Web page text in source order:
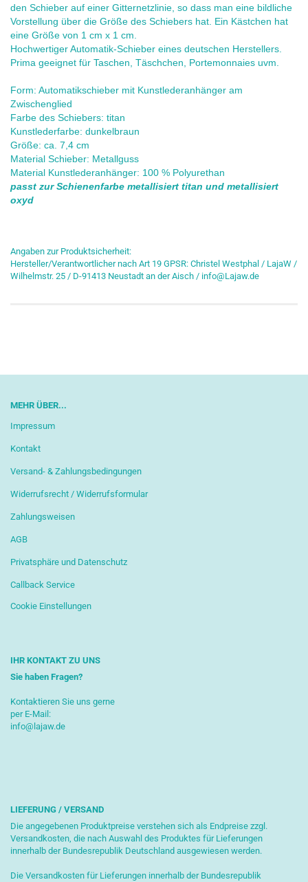
den Schieber auf einer Gitternetzlinie, so dass man eine bildliche
Vorstellung über die Größe des Schiebers hat. Ein Kästchen hat
eine Größe von 1 cm x 1 cm.
Hochwertiger Automatik-Schieber eines deutschen Herstellers.
Prima geeignet für Taschen, Täschchen, Portemonnaies uvm.
Form: Automatikschieber mit Kunstlederanhänger am
Zwischenglied
Farbe des Schiebers: titan
Kunstlederfarbe: dunkelbraun
Größe: ca. 7,4 cm
Material Schieber: Metallguss
Material Kunstlederanhänger: 100 % Polyurethan
passt zur Schienenfarbe metallisiert titan und metallisiert
oxyd
Angaben zur Produktsicherheit:
Hersteller/Verantwortlicher nach Art 19 GPSR: Christel Westphal / LajaW /
Wilhelmstr. 25 / D-91413 Neustadt an der Aisch / info@Lajaw.de
MEHR ÜBER...
Impressum
Kontakt
Versand- & Zahlungsbedingungen
Widerrufsrecht / Widerrufsformular
Zahlungsweisen
AGB
Privatsphäre und Datenschutz
Callback Service
Cookie Einstellungen
IHR KONTAKT ZU UNS
Sie haben Fragen?
Kontaktieren Sie uns gerne
per E-Mail:
info@lajaw.de
LIEFERUNG / VERSAND
Die angegebenen Produktpreise verstehen sich als Endpreise zzgl.
Versandkosten, die nach Auswahl des Produktes für Lieferungen
innerhalb der Bundesrepublik Deutschland ausgewiesen werden.
Die Versandkosten für Lieferungen innerhalb der Bundesrepublik